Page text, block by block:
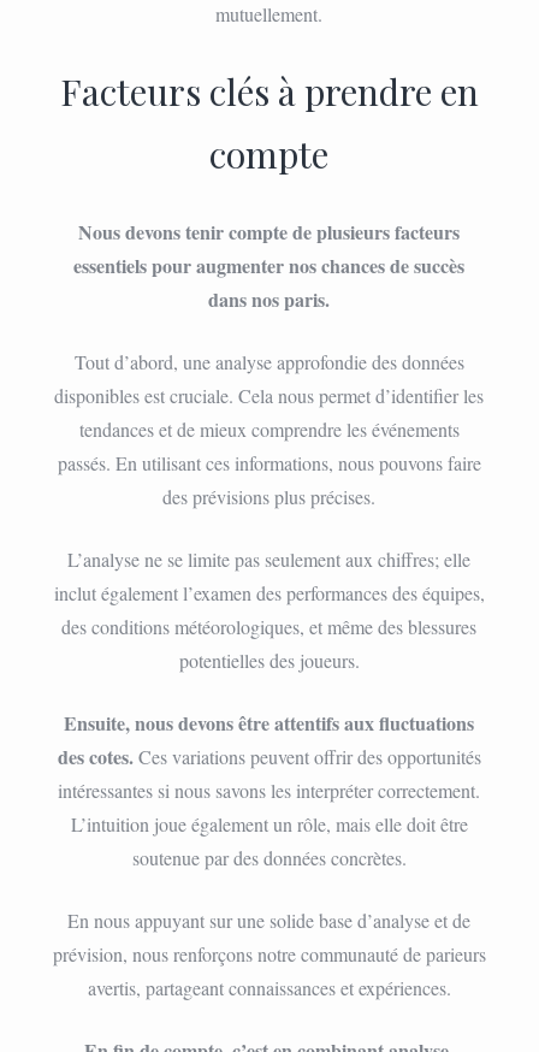
mutuellement.
Facteurs clés à prendre en
compte
Nous devons tenir compte de plusieurs facteurs
essentiels pour augmenter nos chances de succès
dans nos paris.
Tout d’abord, une analyse approfondie des données
disponibles est cruciale. Cela nous permet d’identifier les
tendances et de mieux comprendre les événements
passés. En utilisant ces informations, nous pouvons faire
des prévisions plus précises.
L’analyse ne se limite pas seulement aux chiffres; elle
inclut également l’examen des performances des équipes,
des conditions météorologiques, et même des blessures
potentielles des joueurs.
Ensuite, nous devons être attentifs aux fluctuations
des cotes.Ces variations peuvent offrir des opportunités
intéressantes si nous savons les interpréter correctement.
L’intuition joue également un rôle, mais elle doit être
soutenue par des données concrètes.
En nous appuyant sur une solide base d’analyse et de
prévision, nous renforçons notre communauté de parieurs
avertis, partageant connaissances et expériences.